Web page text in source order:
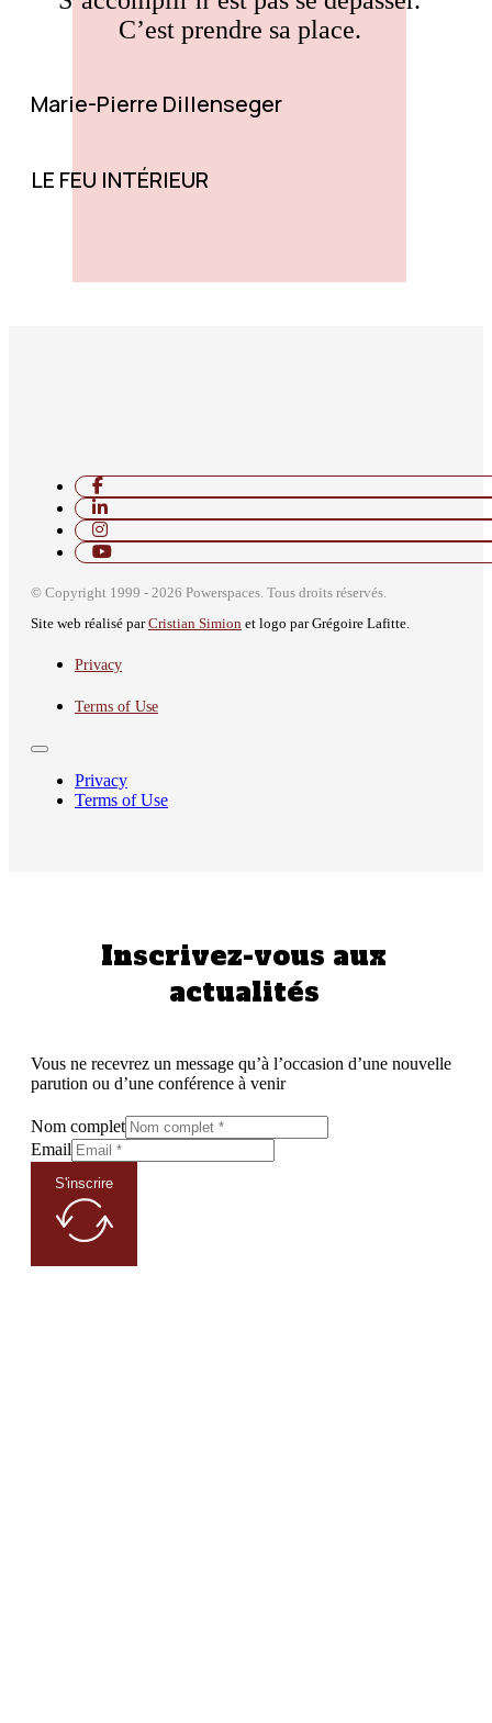
C’est prendre sa place.
Marie-Pierre Dillenseger
LE FEU INTÉRIEUR
© Copyright 1999 - 2026 Powerspaces. Tous droits réservés.
Site web réalisé parCristian Simion et logo par Grégoire Lafitte.
Privacy
Terms of Use
Privacy
Terms of Use
Inscrivez-vous aux
actualités
Vous ne recevrez un message qu’à l’occasion d’une nouvelle
parution ou d’une conférence à venir
Nom complet
Email
S'inscrire